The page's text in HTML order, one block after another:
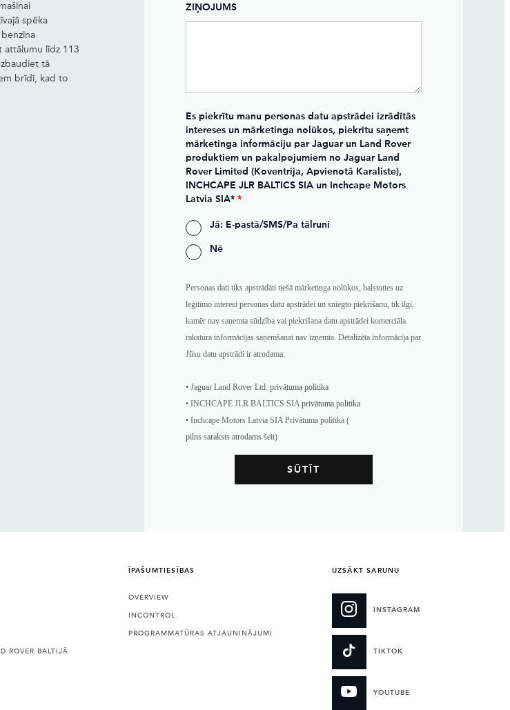
spēka
attālumu līdz 113
tā
brīdī, kad to
ZIŅOJUMS
Es piekrītu manu personas datu apstrādei izrādītās
intereses un mārketinga nolūkos, piekrītu saņemt
mārketinga informāciju par Jaguar un Land Rover
produktiem un pakalpojumiem no Jaguar Land
Rover Limited (Koventrija, Apvienotā Karaliste),
INCHCAPE JLR BALTICS SIA un Inchcape Motors
Latvia SIA* *
Jā: E-pastā/SMS/Pa tālruni
Nē
Personas dati tiks apstrādāti tiešā mārketinga nolūkos, balstoties uz
leģitīmo interesi personas datu apstrādei un sniegto piekrišanu, tik ilgi,
kamēr nav saņemta sūdzība vai piekrišana datu apstrādei komerciāla
rakstura informācijas saņemšanai nav izņemta. Detalizēta informācija par
Jūsu datu apstrādi ir atrodama:
• Jaguar Land Rover Ltd. privātuma politika
• INCHCAPE JLR BALTICS SIAprivātuma politika
• Inchcape Motors Latvia SIA Privātuma politika (
pilns saraksts atrodams šeit)
ROVER BALTIJĀ
ĪPAŠUMTIESĪBAS
OVERVIEW
INCONTROL
PROGRAMMATŪRAS ATJAUNINĀJUMI
UZSĀKT SARUNU
INSTAGRAM
TIKTOK
YOUTUBE